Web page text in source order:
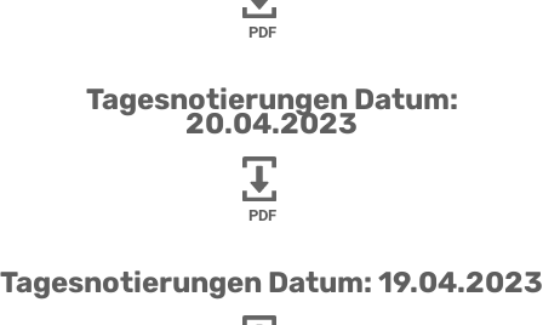
PDF
Tagesnotierungen Datum:
20.04.2023
PDF
Tagesnotierungen Datum: 19.04.2023